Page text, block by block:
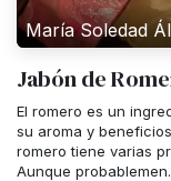
María Soledad
Jabón de
El romero es un
su aroma y
romero tiene varias
Aunque